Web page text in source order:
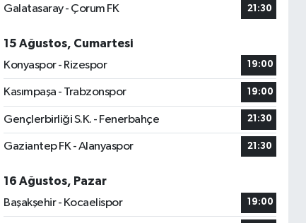
Galatasaray - Çorum FK
21:30
15 Ağustos, Cumartesi
Konyaspor - Rizespor
19:00
Kasımpaşa - Trabzonspor 19:00
Gençlerbirliği S.K. - Fenerbahçe 21:30
Gaziantep FK - Alanyaspor 21:30
16 Ağustos, Pazar
Başakşehir - Kocaelispor
19:00